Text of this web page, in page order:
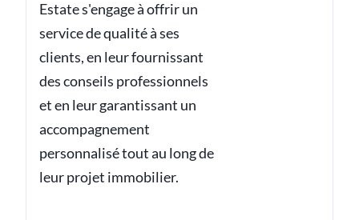
Estate s'engage à offrir un
service de qualité à ses
clients, en leur fournissant
des conseils professionnels
et en leur garantissant un
accompagnement
personnalisé tout au long de
leur projet immobilier.